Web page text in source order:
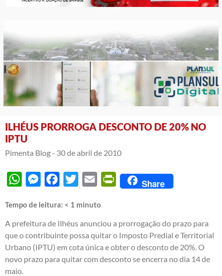
ILHÉUS PRORROGA DESCONTO DE 20% NO
IPTU
Pimenta Blog - 30 de abril de 2010
WhatsAppMessengerFacebook
Twitter Email PrintFriendly
Share
Tempo de leitura: < 1 minuto
A prefeitura de Ilhéus anunciou a prorrogação do prazo para
que o contribuinte possa quitar o Imposto Predial e Territorial
Urbano (IPTU) em cota única e obter o desconto de 20%. O
novo prazo para quitar com desconto se encerra no dia 14 de
maio.